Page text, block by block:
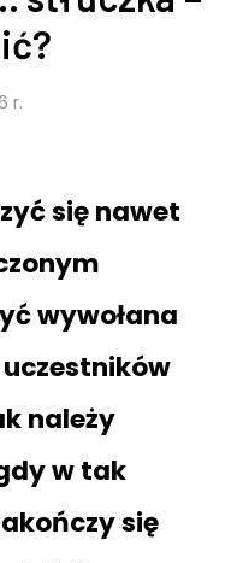
r.
się nawet
wywołana
należy
w tak
się